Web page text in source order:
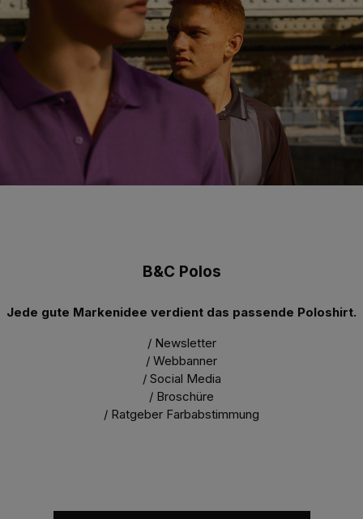
B&C Polos
Jede gute Markenidee verdient das passende Poloshirt.
/ Newsletter
/ Webbanner
/ Social Media
/ Broschüre
/ Ratgeber Farbabstimmung